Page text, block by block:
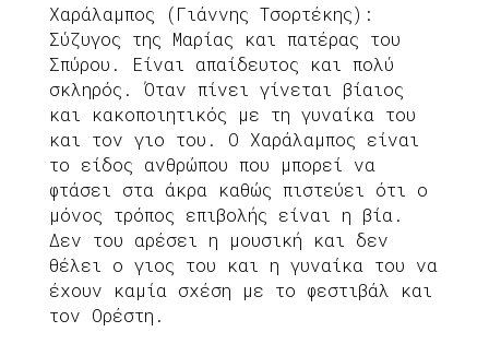
Χαράλαμπος (Γιάννης Τσορτέκης):
Σύζυγος της Μαρίας και πατέρας του
Σπύρου. Είναι απαίδευτος και πολύ
σκληρός. Όταν πίνει γίνεται βίαιος
και κακοποιητικός με τη γυναίκα του
και τον γιο του. Ο Χαράλαμπος είναι
το είδος ανθρώπου που μπορεί να
φτάσει στα άκρα καθώς πιστεύει ότι ο
μόνος τρόπος επιβολής είναι η βία.
Δεν του αρέσει η μουσική και δεν
θέλει ο γιος του και η γυναίκα του να
έχουν καμία σχέση με το φεστιβάλ και
τον Ορέστη.